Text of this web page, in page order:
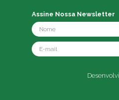
Assine Nossa Newsletter